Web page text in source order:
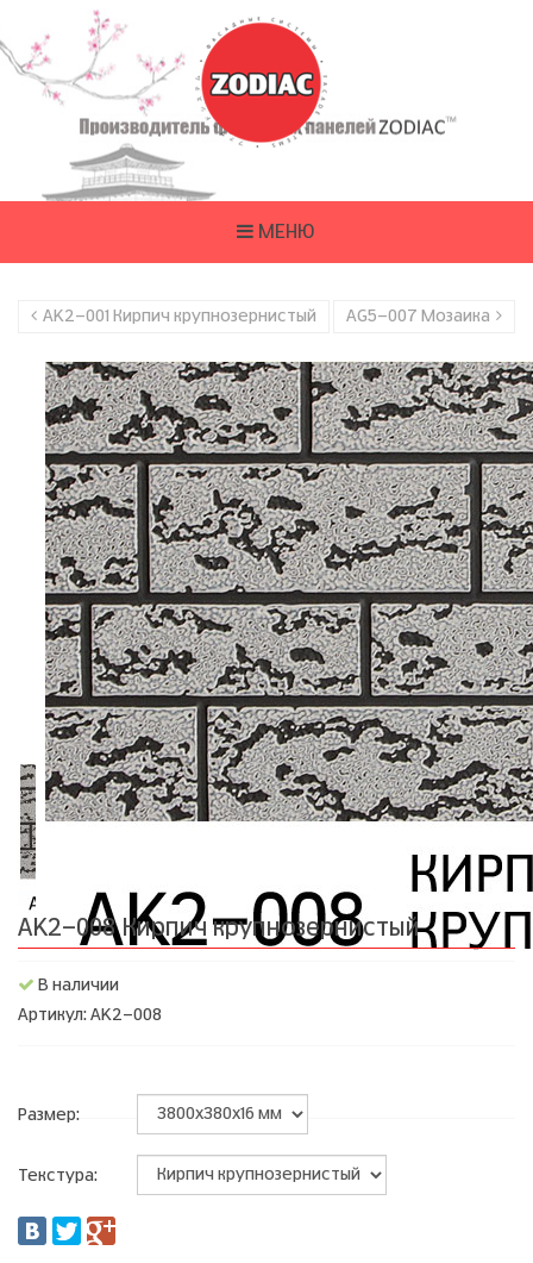
МЕНЮ
AK2-001 Кирпич крупнозернистый AG5-007 Мозаика
AK2-008 Кирпич крупнозернистый
В наличии
Артикул: AK2-008
Размер:
Текстура: